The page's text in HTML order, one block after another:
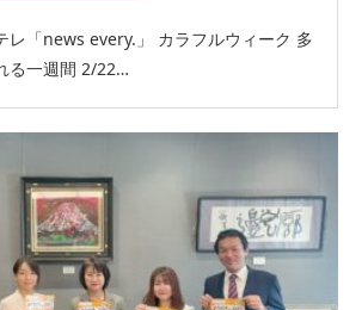
レ「news every.」 カラフルウィーク 多
る一週間 2/22…